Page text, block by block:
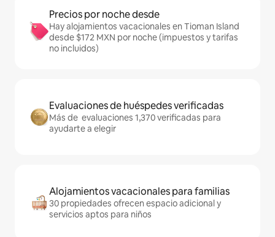
Precios por noche desde
Hay alojamientos vacacionales en Tioman Island
desde $172 MXN por noche (impuestos y tarifas
no incluidos)
Evaluaciones de huéspedes verificadas
Más de evaluaciones 1,370 verificadas para
ayudarte a elegir
Alojamientos vacacionales para familias
30 propiedades ofrecen espacio adicional y
servicios aptos para niños